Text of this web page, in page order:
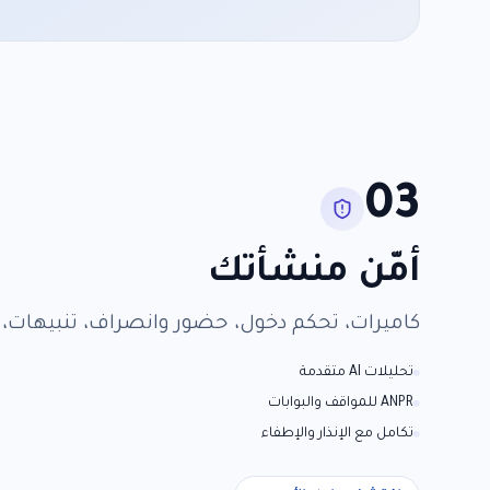
03
أمّن منشأتك
كاميرات، تحكم دخول، حضور وانصراف، تنبيهات،
تحليلات AI متقدمة
ANPR للمواقف والبوابات
تكامل مع الإنذار والإطفاء